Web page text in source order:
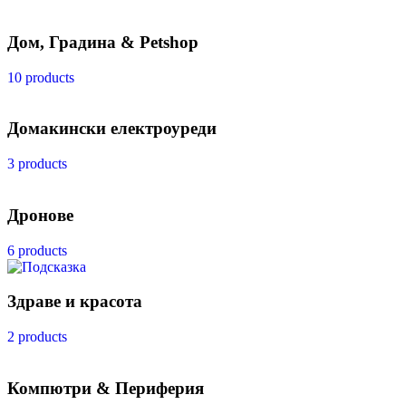
Дом, Градина & Petshop
10 products
Домакински електроуреди
3 products
Дронове
6 products
Здраве и красота
2 products
Компютри & Периферия